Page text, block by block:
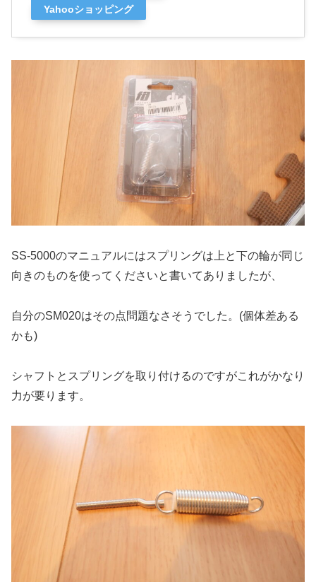
Yahooショッピング
SS-5000のマニュアルにはスプリングは上と下の輪が同じ
向きのものを使ってくださいと書いてありましたが、
自分のSM020はその点問題なさそうでした。(個体差ある
かも)
シャフトとスプリングを取り付けるのですがこれがかなり
力が要ります。